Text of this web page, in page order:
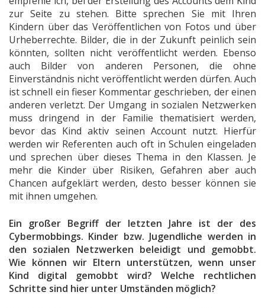
zur Seite zu stehen. Bitte sprechen Sie mit Ihren
Kindern über das Veröffentlichen von Fotos und über
Urheberrechte. Bilder, die in der Zukunft peinlich sein
könnten, sollten nicht veröffentlicht werden. Ebenso
auch Bilder von anderen Personen, die ohne
Einverständnis nicht veröffentlicht werden dürfen. Auch
ist schnell ein fieser Kommentar geschrieben, der einen
anderen verletzt. Der Umgang in sozialen Netzwerken
muss dringend in der Familie thematisiert werden,
bevor das Kind aktiv seinen Account nutzt. Hierfür
werden wir Referenten auch oft in Schulen eingeladen
und sprechen über dieses Thema in den Klassen. Je
mehr die Kinder über Risiken, Gefahren aber auch
Chancen aufgeklärt werden, desto besser können sie
mit ihnen umgehen.
Ein großer Begriff der letzten Jahre ist der des
Cybermobbings. Kinder bzw. Jugendliche werden in
den sozialen Netzwerken beleidigt und gemobbt.
Wie können wir Eltern unterstützen, wenn unser
Kind digital gemobbt wird? Welche rechtlichen
Schritte sind hier unter Umständen möglich?